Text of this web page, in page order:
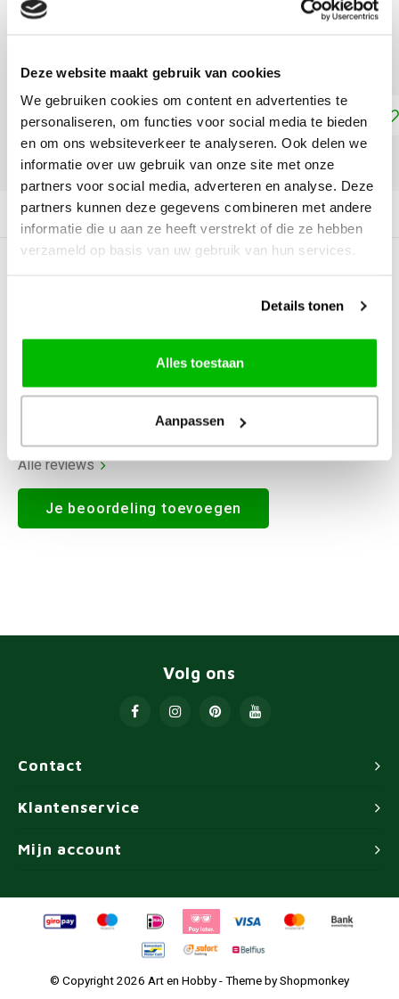
Deze website maakt gebruik van cookies
We gebruiken cookies om content en advertenties te
personaliseren, om functies voor social media te bieden
en om ons websiteverkeer te analyseren. Ook delen we
informatie over uw gebruik van onze site met onze
partners voor social media, adverteren en analyse. Deze
partners kunnen deze gegevens combineren met andere
informatie die u aan ze heeft verstrekt of die ze hebben
verzameld op basis van uw gebruik van hun services.
Details tonen
Alles toestaan
Aanpassen
DIRECT LEVERBAAR
Toevoegen aan winkelwagen
DELEN:
Productomschrijving
Alle reviews
Je beoordeling toevoegen
Contact
Volg ons
Klantenservice
Mijn account
© Copyright 2026 Art en Hobby - Theme byShopmonkey